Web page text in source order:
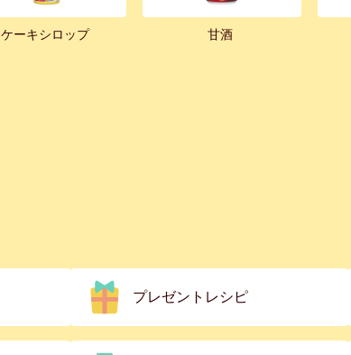
ケーキシロップ 甘酒
プレゼントレシピ